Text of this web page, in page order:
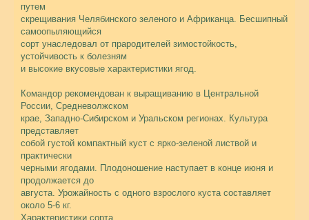
путем
скрещивания Челябинского зеленого и Африканца. Бесшипный
самоопыляющийся
сорт унаследовал от прародителей зимостойкость,
устойчивость к болезням
и высокие вкусовые характеристики ягод.
Командор рекомендован к выращиванию в Центральной
России, Средневолжском
крае, Западно-Сибирском и Уральском регионах. Культура
представляет
собой густой компактный куст с ярко-зеленой листвой и
практически
черными ягодами. Плодоношение наступает в конце июня и
продолжается до
августа. Урожайность с одного взрослого куста составляет
около 5-6 кг.
Характеристики сорта